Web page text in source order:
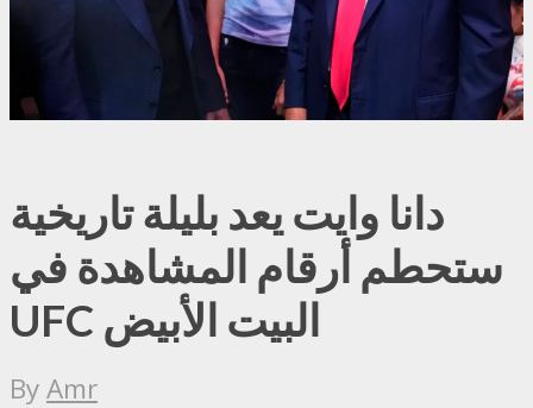
دانا وايت يعد بليلة تاريخية
ستحطم أرقام المشاهدة في
UFC البيت الأبيض
ByAmr